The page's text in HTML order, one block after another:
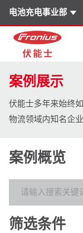
电池充电事业部
案例展示
伏能士多年来始终
物流领域内知名企业
案例概览
筛选条件